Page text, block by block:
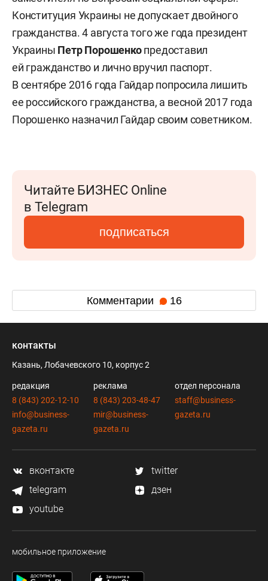
Конституция Украины не допускает двойного
гражданства. 4 августа того же года президент
Украины Петр Порошенкопредоставил
ей гражданство и лично вручил паспорт.
В сентябре 2016 года Гайдарпопросила лишить
ее российского гражданства, а весной 2017 года
Порошенко назначил Гайдар своим советником.
Читайте БИЗНЕС Online
в Telegram
подписаться
Комментарии 16
контакты
Казань, Лобачевского 10, корпус 2
редакция
8 (843) 202-12-10
info@business-
gazeta.ru
реклама
8 (843) 203-48-47
mir@business-
gazeta.ru
отдел персонала
staff@business-
gazeta.ru
вконтакте
twitter
telegram
дзен
youtube
мобильное приложение